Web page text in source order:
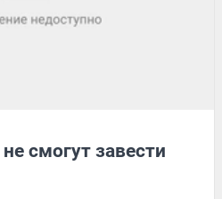
смогут завести